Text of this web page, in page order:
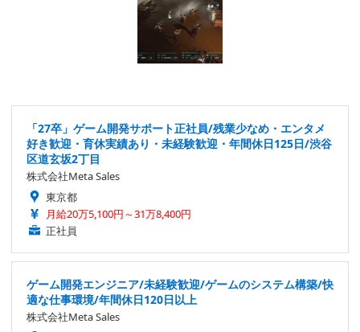
「27卒」ゲーム開発サポート正社員/残業少なめ・エンタメ
好き歓迎・育休実績あり・未経験歓迎・年間休日125日/渋谷
区道玄坂2丁目
株式会社Meta Sales
東京都
月給20万5,100円～31万8,400円
正社員
ゲーム開発エンジニア/未経験歓迎/ゲームのシステム構築/快
適な仕事環境/年間休日120日以上
株式会社Meta Sales